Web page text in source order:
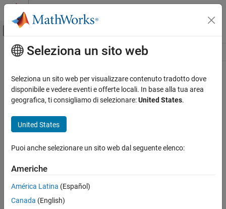
Vai al contenuto
Attiva/disattiva menu di navigazione
Risorsa
Stato
Contenuto principale
Seleziona un sito web
Seleziona un sito web per visualizzare contenuto tradotto dove
disponibile e vedere eventi e offerte locali. In base alla tua area
geografica, ti consigliamo di selezionare:United States.
United States
Puoi anche selezionare un sito web dal seguente elenco:
Americhe
América Latina (Español)
Canada (English)